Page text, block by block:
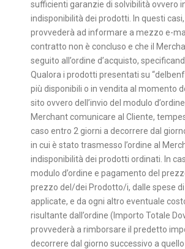
sufficienti garanzie di solvibilità ovvero
indisponibilità dei prodotti. In questi
provvederà ad informare a mezzo e-
contratto non è concluso e che il
seguito all’ordine d’acquisto,
Qualora i prodotti presentati su
più disponibili o in vendita al momento
sito ovvero dell’invio del modulo
Merchant comunicare al Cliente,
caso entro 2 giorni a decorrere dal
in cui è stato trasmesso l’ordine al
indisponibilità dei prodotti ordinati. In
modulo d’ordine e pagamento del
prezzo del/dei Prodotto/i, dalle spese
applicate, e da ogni altro eventuale
risultante dall’ordine (Importo Totale
provvederà a rimborsare il predetto
decorrere dal giorno successivo a